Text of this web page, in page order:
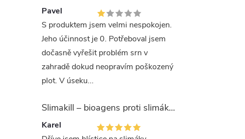
Pavel
S produktem jsem velmi nespokojen.
Jeho účinnost je 0. Potřeboval jsem
dočasně vyřešit problém srn v
zahradě dokud neopravím poškozený
plot. V úseku...
Slimakill – bioagens proti slimákům (12 mil.)
Karel